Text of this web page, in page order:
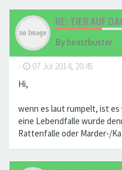
RE: TIER AUF
By beastbuster
- 07 Jul 2014, 20:45
Hi,
wenn es laut rumpelt, ist es
eine Lebendfalle wurde
Rattenfalle oder Marder-/